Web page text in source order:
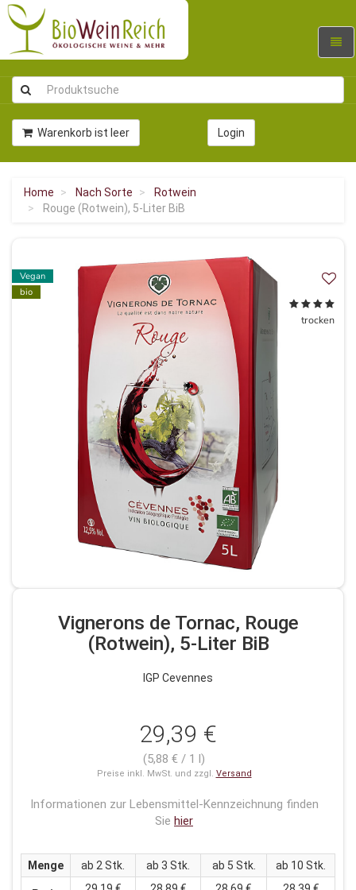
Warenkorb ist leer Login
Home Nach Sorte
Rotwein
Rouge (Rotwein), 5-Liter BiB
Vegan
bio
trocken
Vignerons de Tornac, Rouge
(Rotwein), 5-Liter BiB
IGP Cevennes
29,39 €
(5,88 € / 1 l)
Preise inkl. MwSt. und zzgl. Versand
Informationen zur Lebensmittel-Kennzeichnung finden
Sie hier
Menge ab 2 Stk. ab 3 Stk. ab 5 Stk. ab 10 Stk.